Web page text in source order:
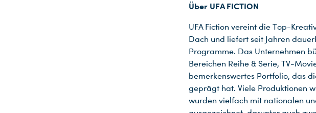
Über UFA FICTION
UFA Fiction vereint die Top-
Dach und liefert seit Jahren
Programme. Das Unternehmen
Bereichen Reihe & Serie, TV-
bemerkenswertes Portfolio, das
geprägt hat. Viele Produktionen
wurden vielfach mit nationalen